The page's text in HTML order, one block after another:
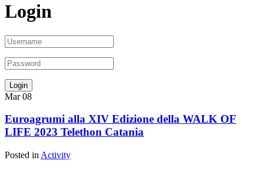
Login
Mar 08
Euroagrumi alla XIV Edizione della WALK OF
LIFE 2023 Telethon Catania
Posted in Activity